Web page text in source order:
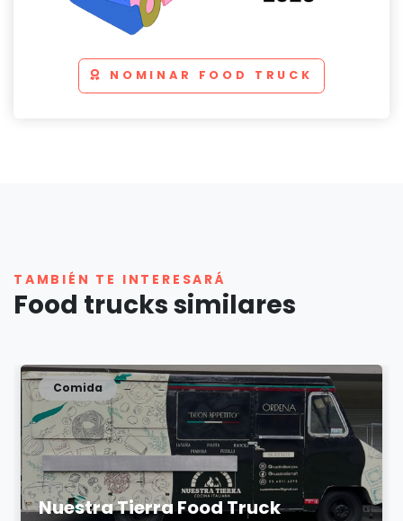
NOMINAR FOOD TRUCK
TAMBIÉN TE INTERESARÁ
Food trucks similares
Nuestra Tierra Food Truck
Comida